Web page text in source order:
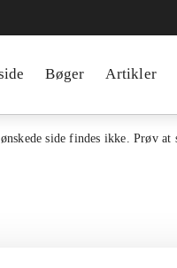
Bøger Artikler
side findes ikke. Prøv